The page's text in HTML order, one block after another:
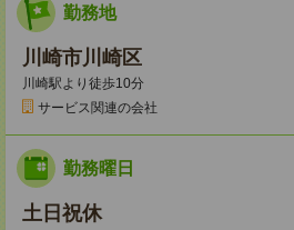
勤務地
川崎市川崎区
川崎駅より徒歩10分
サービス関連の会社
勤務曜日
土日祝休